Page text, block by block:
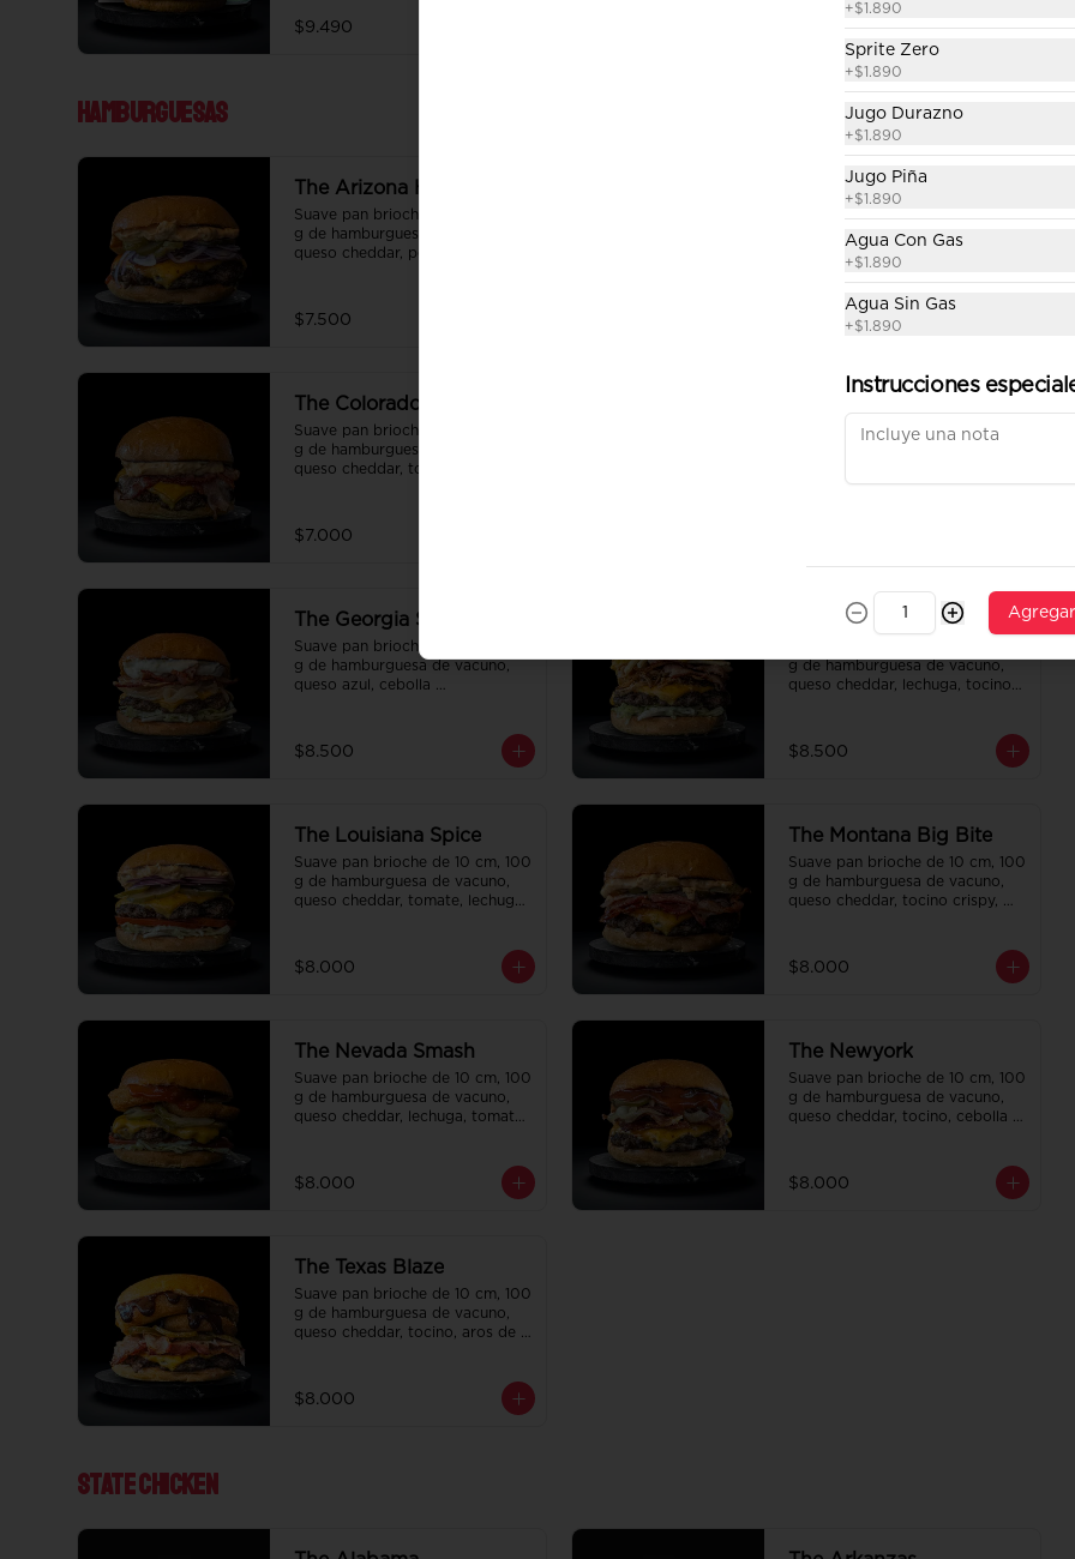
salsa de la casa de regalo a
elección y una bebida de 350 cc
$9.490
Hamburguesas
The Arizona Heat
Suave pan brioche de 10 cm, 100
g de hamburguesa de vacuno,
queso cheddar, pepinillo, cebolla,
$7.500
The Cali Fresh
g de hamburguesa de vacuno,
queso cheddar, lechuga, tomate,
mousse de palta, jalapeño y
$9.000
The Colorado Spring
Suave pan brioche de 10 cm, 100
g de hamburguesa de vacuno,
queso cheddar, tocino y salsa de
$7.000
Suave pan brioche de 10 cm, 100
champiñon salteado, cebolla
The Georgia Sweet
Suave pan brioche de 10 cm, 100
g de hamburguesa de vacuno,
queso azul, cebolla
$8.500
The Hawaii Wave
g de hamburguesa de vacuno,
queso cheddar, lechuga, tocino
$8.500
The Louisiana Spice
Suave pan brioche de 10 cm, 100
g de hamburguesa de vacuno,
queso cheddar, tomate, lechuga,
$8.000
The Montana Big Bite
Suave pan brioche de 10 cm, 100
g de hamburguesa de vacuno,
queso cheddar, tocino crispy,
$8.000
The Nevada Smash
Suave pan brioche de 10 cm, 100
g de hamburguesa de vacuno,
queso cheddar, lechuga, tomate,
$8.000
The Newyork
Suave pan brioche de 10 cm, 100
g de hamburguesa de vacuno,
queso cheddar, tocino, cebolla
$8.000
The Texas Blaze
Suave pan brioche de 10 cm, 100
g de hamburguesa de vacuno,
queso cheddar, tocino, aros de
$8.000
State ChIcken
+$1.890
Sprite Zero
+$1.890
Jugo Durazno
+$1.890
Jugo Piña
+$1.890
Agua Con Gas
+$1.890
Agua Sin Gas
+$1.890
Instrucciones
Agregar